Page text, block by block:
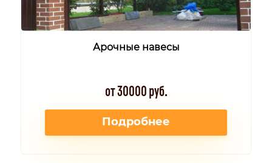
Арочные навесы
от 30000 руб.
Подробнее